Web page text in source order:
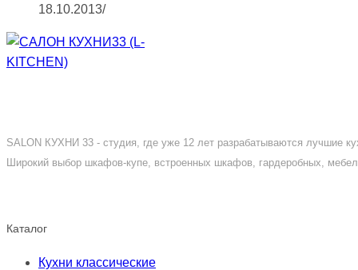
18.10.2013/
SALON КУХНИ 33 - студия, где уже 12 лет разрабатываются лучшие
Широкий выбор шкафов-купе, встроенных шкафов, гардеробных,
Каталог
Кухни классические